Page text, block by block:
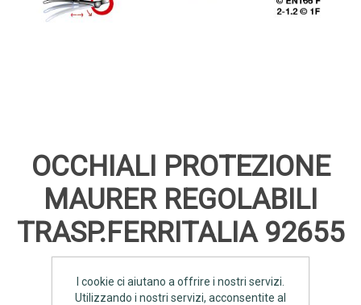
OCCHIALI PROTEZIONE
MAURER REGOLABILI
TRASP.FERRITALIA 92655
I cookie ci aiutano a offrire i nostri servizi.
Utilizzando i nostri servizi, acconsentite al